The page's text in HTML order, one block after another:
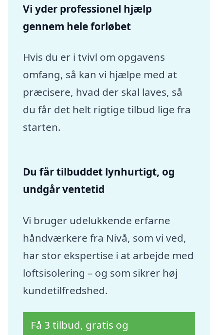
Vi yder professionel hjælp
gennem hele forløbet
Hvis du er i tvivl om opgavens
omfang, så kan vi hjælpe med at
præcisere, hvad der skal laves, så
du får det helt rigtige tilbud lige fra
starten.
Du får tilbuddet lynhurtigt, og
undgår ventetid
Vi bruger udelukkende erfarne
håndværkere fra Nivå, som vi ved,
har stor ekspertise i at arbejde med
loftsisolering – og som sikrer høj
kundetilfredshed.
Få 3 tilbud, gratis og